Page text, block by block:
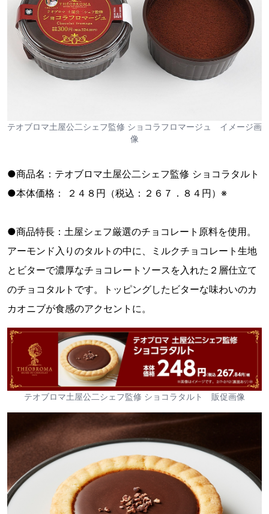
テオブロマ土屋公二シェフ監修 ショコラフロマージュ イメージ画
像
●商品名：テオブロマ土屋公二シェフ監修 ショコラタルト
●本体価格： ２４８円（税込：２６７．８４円）※
●商品特長：土屋シェフ厳選のチョコレート原料を使用。
アーモンド入りのタルトの中に、ミルクチョコレート生地
とビターで濃厚なチョコレートソースを入れた２層仕立て
のチョコタルトです。トッピングしたビターな味わいのカ
カオニブが食感のアクセントに。
テオブロマ土屋公二シェフ監修 ショコラタルト 販促画像